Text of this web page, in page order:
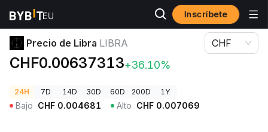
Inscríbete
Precios de Criptomonedas Precio de Libra LIBRA
Precio de Libra LIBRA
CHF0.00637313+36.10%
CHF
24H 7D 14D 30D 60D 200D 1Y
Bajo CHF 0.004681 Alto CHF 0.007069